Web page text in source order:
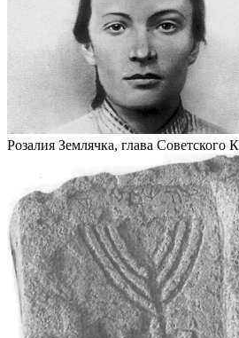
Розалия Землячка, глава Советского